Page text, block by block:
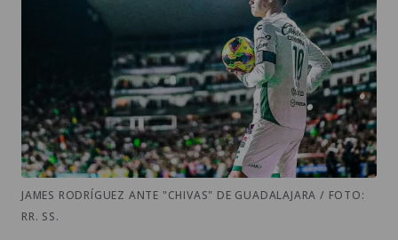
JAMES RODRÍGUEZ ANTE "CHIVAS" DE GUADALAJARA / FOTO:
RR. SS.